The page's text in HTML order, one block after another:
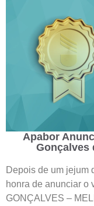
Apabor
Gonçalves
Depois de um jejum
honra de anunciar o
GONÇALVES –